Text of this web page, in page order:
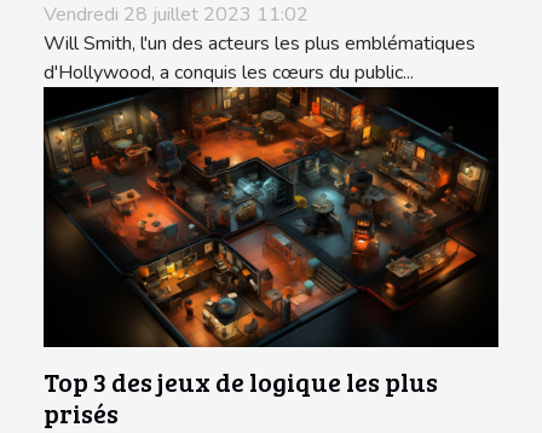
Vendredi 28 juillet 2023 11:02
Will Smith, l'un des acteurs les plus emblématiques
d'Hollywood, a conquis les cœurs du public...
Top 3 des jeux de logique les plus
prisés